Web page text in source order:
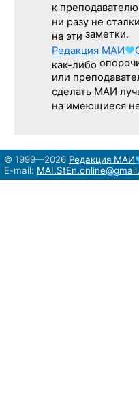
к
ни разу не
на эти заметки.
Редакция МАИ♥
как-либо
или
сделать МАИ
на имеющиеся
© 1999—2026 Редакция МАИ
E-mail: